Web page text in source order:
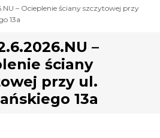
sprawę
i dzierżawa
– Ocieplenie ściany szczytowej przy
13a
–
ściany
przy ul.
13a